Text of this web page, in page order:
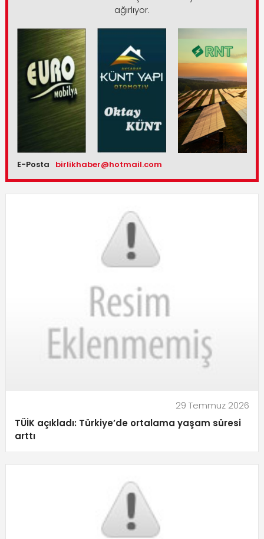
ağırlıyor.
E-Posta birlikhaber@hotmail.com
29 Temmuz 2026
TÜİK açıkladı: Türkiye’de ortalama yaşam süresi
arttı